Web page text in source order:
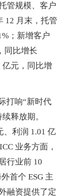
管规模、客户
12 月末，托管
；新增客户
同比增长
亿元，同比增
打响“新时代
释放期。
、利润 1.01 亿
业务方面，
行业前 10
首个 ESG 主
融资提供了定